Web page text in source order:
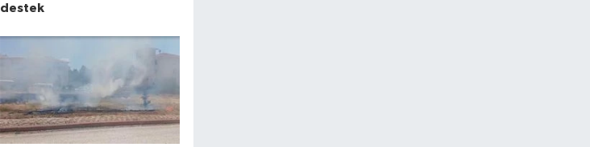
destek